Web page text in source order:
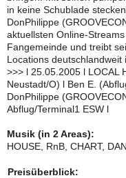
in keine Schublade
DonPhilippe
aktuellsten Online-
Fangemeinde und treibt
Locations deutschlandweit
>>> l 25.05.2005 l LOCAL
Neustadt/O) l Ben E.
DonPhilippe
Abflug/Terminal1 ESW l
Musik (in 2 Areas):
HOUSE, RnB, CHART,
Preisüberblick: